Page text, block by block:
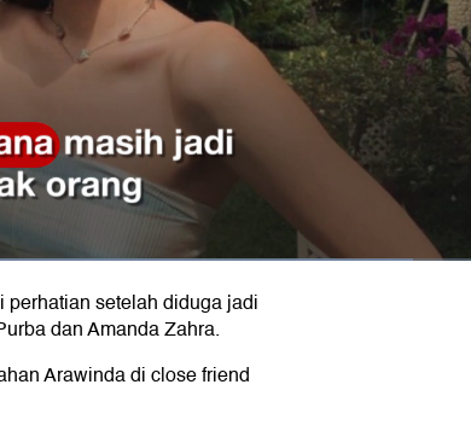
setelah diduga jadi
dan Amanda Zahra.
Arawinda di close friend